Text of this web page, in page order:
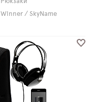
Winner / SkyName